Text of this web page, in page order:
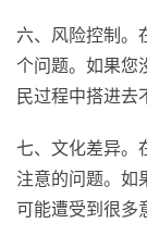
六、风险控制。
个问题。如果您
民过程中搭进去
七、文化差异。
注意的问题。如
可能遭受到很多